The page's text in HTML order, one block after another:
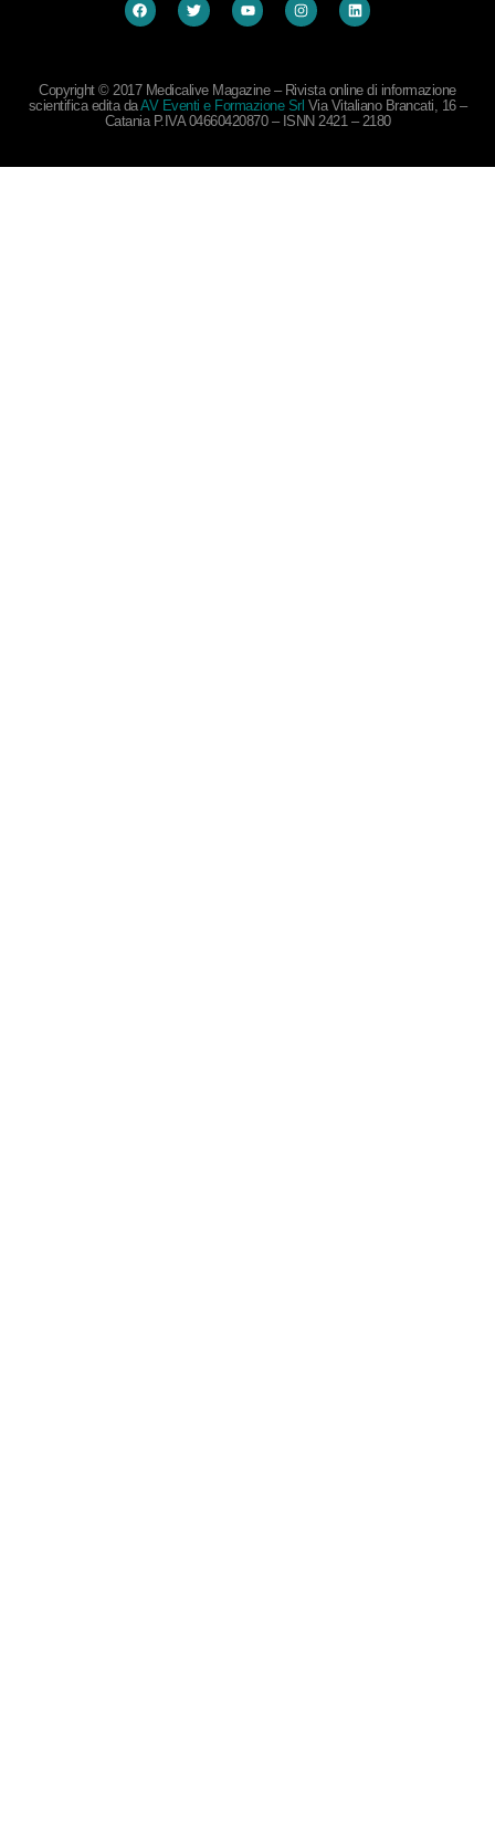
Copyright © 2017 Medicalive Magazine – Rivista online di informazione
scientifica edita daAV Eventi e Formazione Srl Via Vitaliano Brancati, 16 –
Catania P.IVA 04660420870 – ISNN 2421 – 2180